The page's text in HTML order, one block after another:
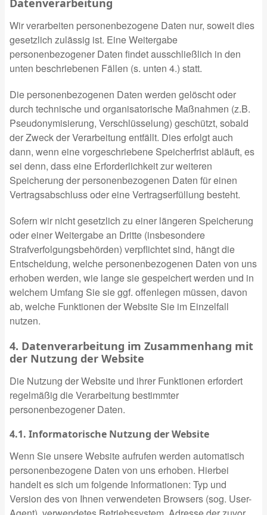
Datenverarbeitung
Wir verarbeiten personenbezogene Daten nur, soweit dies
gesetzlich zulässig ist. Eine Weitergabe
personenbezogener Daten findet ausschließlich in den
unten beschriebenen Fällen (s. unten 4.) statt.
Die personenbezogenen Daten werden gelöscht oder
durch technische und organisatorische Maßnahmen (z.B.
Pseudonymisierung, Verschlüsselung) geschützt, sobald
der Zweck der Verarbeitung entfällt. Dies erfolgt auch
dann, wenn eine vorgeschriebene Speicherfrist abläuft, es
sei denn, dass eine Erforderlichkeit zur weiteren
Speicherung der personenbezogenen Daten für einen
Vertragsabschluss oder eine Vertragserfüllung besteht.
Sofern wir nicht gesetzlich zu einer längeren Speicherung
oder einer Weitergabe an Dritte (insbesondere
Strafverfolgungsbehörden) verpflichtet sind, hängt die
Entscheidung, welche personenbezogenen Daten von uns
erhoben werden, wie lange sie gespeichert werden und in
welchem Umfang Sie sie ggf. offenlegen müssen, davon
ab, welche Funktionen der Website Sie im Einzelfall
nutzen.
4. Datenverarbeitung im Zusammenhang mit
der Nutzung der Website
Die Nutzung der Website und ihrer Funktionen erfordert
regelmäßig die Verarbeitung bestimmter
personenbezogener Daten.
4.1. Informatorische Nutzung der Website
Wenn Sie unsere Website aufrufen werden automatisch
personenbezogene Daten von uns erhoben. Hierbei
handelt es sich um folgende Informationen: Typ und
Version des von Ihnen verwendeten Browsers (sog. User-